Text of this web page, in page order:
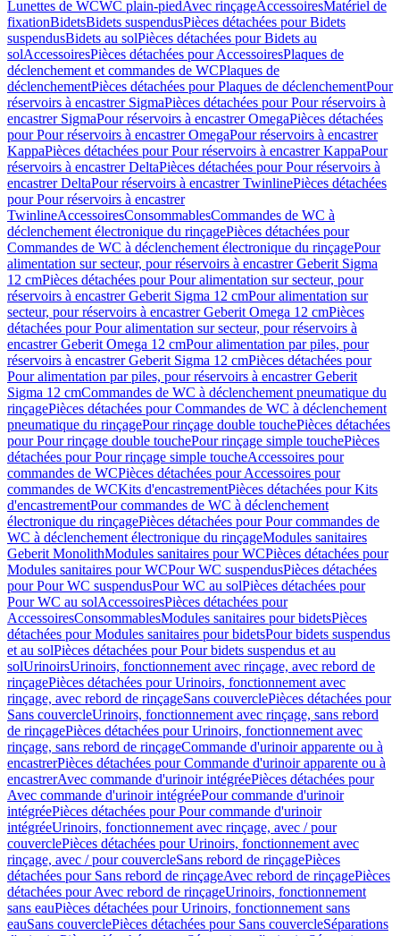
Lunettes de WCWC plain-piedAvec rinçageAccessoiresMatériel de
fixationBidetsBidets suspendusPièces détachées pour Bidets
suspendusBidets au solPièces détachées pour Bidets au
solAccessoiresPièces détachées pour AccessoiresPlaques de
déclenchement et commandes de WCPlaques de
déclenchementPièces détachées pour Plaques de déclenchementPour
réservoirs à encastrer SigmaPièces détachées pour Pour réservoirs à
encastrer SigmaPour réservoirs à encastrer OmegaPièces détachées
pour Pour réservoirs à encastrer OmegaPour réservoirs à encastrer
KappaPièces détachées pour Pour réservoirs à encastrer KappaPour
réservoirs à encastrer DeltaPièces détachées pour Pour réservoirs à
encastrer DeltaPour réservoirs à encastrer TwinlinePièces détachées
pour Pour réservoirs à encastrer
TwinlineAccessoiresConsommablesCommandes de WC à
déclenchement électronique du rinçagePièces détachées pour
Commandes de WC à déclenchement électronique du rinçagePour
alimentation sur secteur, pour réservoirs à encastrer Geberit Sigma
12 cmPièces détachées pour Pour alimentation sur secteur, pour
réservoirs à encastrer Geberit Sigma 12 cmPour alimentation sur
secteur, pour réservoirs à encastrer Geberit Omega 12 cmPièces
détachées pour Pour alimentation sur secteur, pour réservoirs à
encastrer Geberit Omega 12 cmPour alimentation par piles, pour
réservoirs à encastrer Geberit Sigma 12 cmPièces détachées pour
Pour alimentation par piles, pour réservoirs à encastrer Geberit
Sigma 12 cmCommandes de WC à déclenchement pneumatique du
rinçagePièces détachées pour Commandes de WC à déclenchement
pneumatique du rinçagePour rinçage double touchePièces détachées
pour Pour rinçage double touchePour rinçage simple touchePièces
détachées pour Pour rinçage simple toucheAccessoires pour
commandes de WCPièces détachées pour Accessoires pour
commandes de WCKits d'encastrementPièces détachées pour Kits
d'encastrementPour commandes de WC à déclenchement
électronique du rinçagePièces détachées pour Pour commandes de
WC à déclenchement électronique du rinçageModules sanitaires
Geberit MonolithModules sanitaires pour WCPièces détachées pour
Modules sanitaires pour WCPour WC suspendusPièces détachées
pour Pour WC suspendusPour WC au solPièces détachées pour
Pour WC au solAccessoiresPièces détachées pour
AccessoiresConsommablesModules sanitaires pour bidetsPièces
détachées pour Modules sanitaires pour bidetsPour bidets suspendus
et au solPièces détachées pour Pour bidets suspendus et au
solUrinoirsUrinoirs, fonctionnement avec rinçage, avec rebord de
rinçagePièces détachées pour Urinoirs, fonctionnement avec
rinçage, avec rebord de rinçageSans couverclePièces détachées pour
Sans couvercleUrinoirs, fonctionnement avec rinçage, sans rebord
de rinçagePièces détachées pour Urinoirs, fonctionnement avec
rinçage, sans rebord de rinçageCommande d'urinoir apparente ou à
encastrerPièces détachées pour Commande d'urinoir apparente ou à
encastrerAvec commande d'urinoir intégréePièces détachées pour
Avec commande d'urinoir intégréePour commande d'urinoir
intégréePièces détachées pour Pour commande d'urinoir
intégréeUrinoirs, fonctionnement avec rinçage, avec / pour
couverclePièces détachées pour Urinoirs, fonctionnement avec
rinçage, avec / pour couvercleSans rebord de rinçagePièces
détachées pour Sans rebord de rinçageAvec rebord de rinçagePièces
détachées pour Avec rebord de rinçageUrinoirs, fonctionnement
sans eauPièces détachées pour Urinoirs, fonctionnement sans
eauSans couverclePièces détachées pour Sans couvercleSéparations